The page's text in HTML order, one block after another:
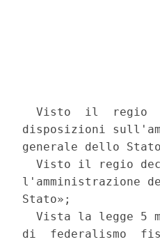
Visto  il  regio
disposizioni
generale dello
Visto il regio
l'amministrazione
Stato»;
Vista la legge 5
di  federalismo